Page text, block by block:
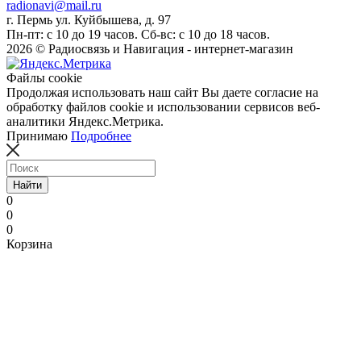
radionavi@mail.ru
г. Пермь ул. Куйбышева, д. 97
Пн-пт: с 10 до 19 часов. Сб-вс: с 10 до 18 часов.
2026 © Радиосвязь и Навигация - интернет-магазин
Файлы cookie
Продолжая использовать наш сайт Вы даете согласие на
обработку файлов cookie и использовании сервисов веб-
аналитики Яндекс.Метрика.
Принимаю Подробнее
Найти
0
0
0
Корзина